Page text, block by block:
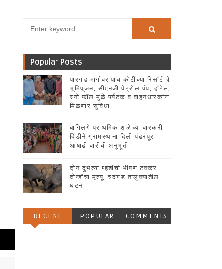
Popular Posts
पारगड मार्गावर पाच कोटींच्या रिसॉर्ट चे
भूमिपूजन, सीएनजी पेट्रोल पंप, हॉटेल,
स्नो फॉल मुळे पर्यटक व वाहनधारकांना
मिळणार सुविधा
बागिलगे प्राथमिक शाळेच्या वारकरी
दिंडीने ग्रामस्थांना दिली पंढरपूर
आषाढी वारीची अनुभूती
दोन दुभत्या म्हशींची भीषण टक्कर
दोन्हींचा मृत्यू, चंदगड तालुक्यातील
घटना
RECENT POPULAR COMMENTS